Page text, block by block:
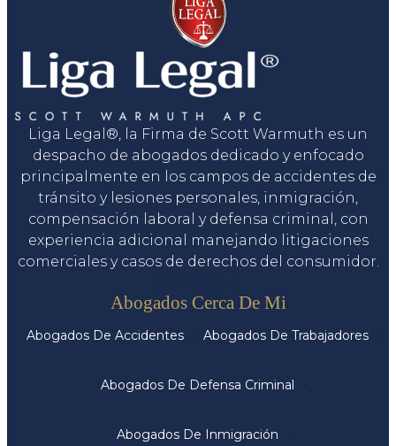
Liga Legal®, la Firma de Scott Warmuth es un
despacho de abogados dedicado y enfocado
principalmente en los campos de accidentes de
tránsito y lesiones personales, inmigración,
compensación laboral y defensa criminal, con
experiencia adicional manejando litigaciones
comerciales y casos de derechos del consumidor.
Abogados Cerca De Mi
Abogados De Accidentes Abogados De Trabajadores
Abogados De Defensa Criminal
Abogados De Inmigración